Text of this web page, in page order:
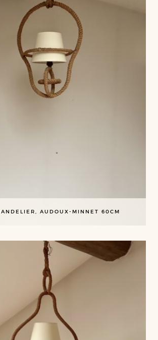
AUDOUX-MINNET 60CM